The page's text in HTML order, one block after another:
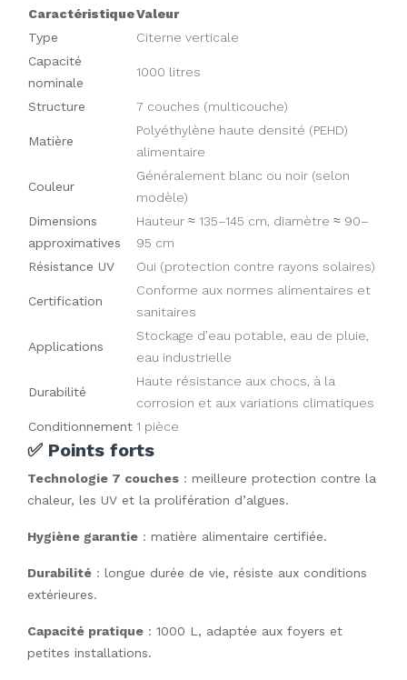
CaractéristiqueValeur
Type
Citerne verticale
Capacité
nominale
1000 litres
Structure 7 couches (multicouche)
Matière
Polyéthylène haute densité (PEHD)
alimentaire
Couleur
Généralement blanc ou noir (selon
modèle)
Dimensions
approximatives
Hauteur ≈ 135–145 cm, diamètre ≈ 90–
95 cm
Résistance UV
Oui (protection contre rayons solaires)
Certification
Conforme aux normes alimentaires et
sanitaires
Applications
Stockage d’eau potable, eau de pluie,
eau industrielle
Durabilité
Haute résistance aux chocs, à la
corrosion et aux variations climatiques
Conditionnement 1 pièce
✅ Points forts
Technologie 7 couches : meilleure protection contre la
chaleur, les UV et la prolifération d’algues.
Hygiène garantie : matière alimentaire certifiée.
Durabilité : longue durée de vie, résiste aux conditions
extérieures.
Capacité pratique : 1000 L, adaptée aux foyers et
petites installations.